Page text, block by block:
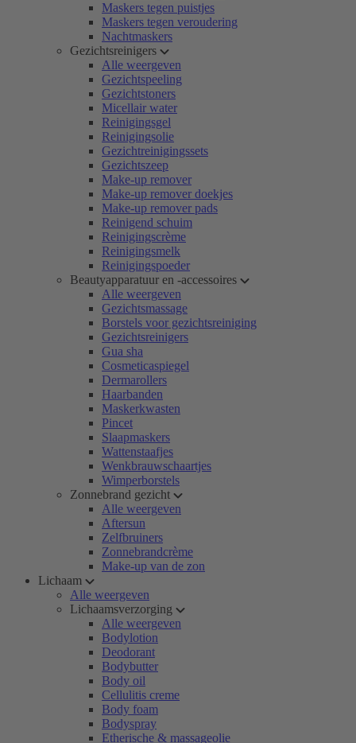
Maskers tegen puistjes
Maskers tegen veroudering
Nachtmaskers
Gezichtsreinigers
Alle weergeven
Gezichtspeeling
Gezichtstoners
Micellair water
Reinigingsgel
Reinigingsolie
Gezichtreinigingssets
Gezichtszeep
Make-up remover
Make-up remover doekjes
Make-up remover pads
Reinigend schuim
Reinigingscrème
Reinigingsmelk
Reinigingspoeder
Beautyapparatuur en -accessoires
Alle weergeven
Gezichtsmassage
Borstels voor gezichtsreiniging
Gezichtsreinigers
Gua sha
Cosmeticaspiegel
Dermarollers
Haarbanden
Maskerkwasten
Pincet
Slaapmaskers
Wattenstaafjes
Wenkbrauwschaartjes
Wimperborstels
Zonnebrand gezicht
Alle weergeven
Aftersun
Zelfbruiners
Zonnebrandcrème
Make-up van de zon
Lichaam
Alle weergeven
Lichaamsverzorging
Alle weergeven
Bodylotion
Deodorant
Bodybutter
Body oil
Cellulitis creme
Body foam
Bodyspray
Etherische & massageolie